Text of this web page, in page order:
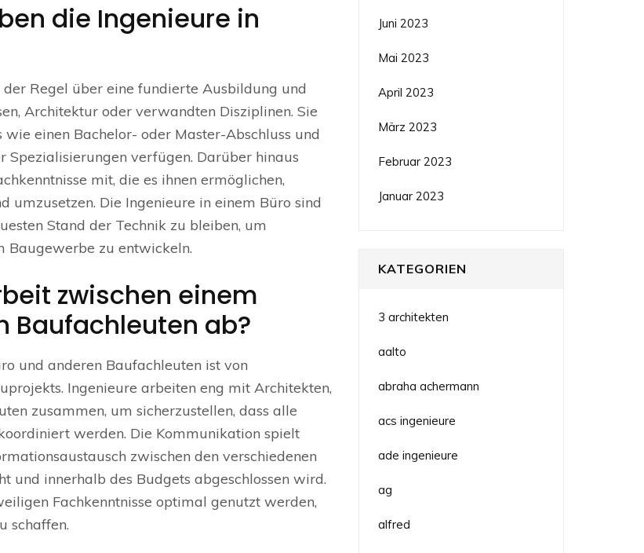
die Ingenieure in
Regel über eine fundierte Ausbildung und
Architektur oder verwandten Disziplinen. Sie
einen Bachelor- oder Master-Abschluss und
Spezialisierungen verfügen. Darüber hinaus
mit, die es ihnen ermöglichen,
Die Ingenieure in einem Büro sind
Stand der Technik zu bleiben, um
Baugewerbe zu entwickeln.
zwischen einem
Baufachleuten ab?
und anderen Baufachleuten ist von
Ingenieure arbeiten eng mit Architekten,
zusammen, um sicherzustellen, dass alle
werden. Die Kommunikation spielt
zwischen den verschiedenen
und innerhalb des Budgets abgeschlossen wird.
Fachkenntnisse optimal genutzt werden,
schaffen.
Juni 2023
Mai 2023
April 2023
März 2023
Februar 2023
Januar 2023
KATEGORIEN
3 architekten
aalto
abraha achermann
acs ingenieure
ade ingenieure
ag
alfred